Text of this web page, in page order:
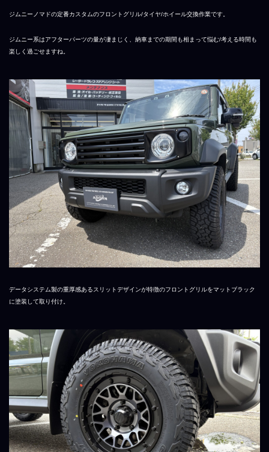
ジムニーノマドの定番カスタムのフロントグリル/タイヤ/ホイール交換作業です。
ジムニー系はアフターパーツの量が凄まじく、納車までの期間も相まって悩む/考える時間も
楽しく過ごせますね。
データシステム製の重厚感あるスリットデザインが特徴のフロントグリルをマットブラック
に塗装して取り付け。